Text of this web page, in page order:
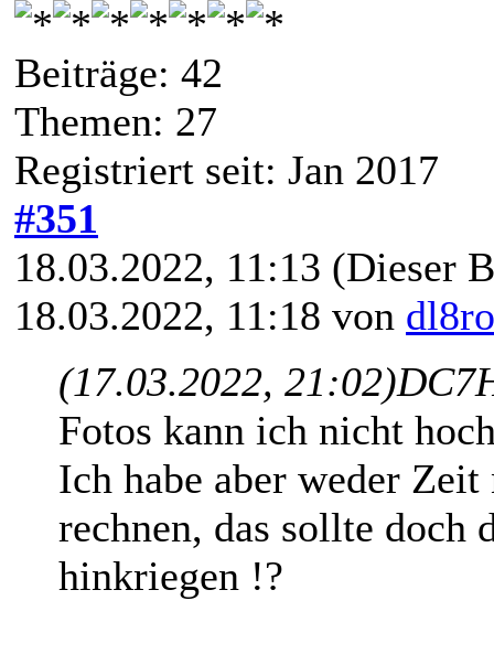
Beiträge: 42
Themen: 27
Registriert seit: Jan 2017
#351
18.03.2022, 11:13 (Dieser
18.03.2022, 11:18 von dl8ro
(17.03.2022, 21:02)
Fotos kann ich nicht
Ich habe aber weder
rechnen, das sollte
hinkriegen !?